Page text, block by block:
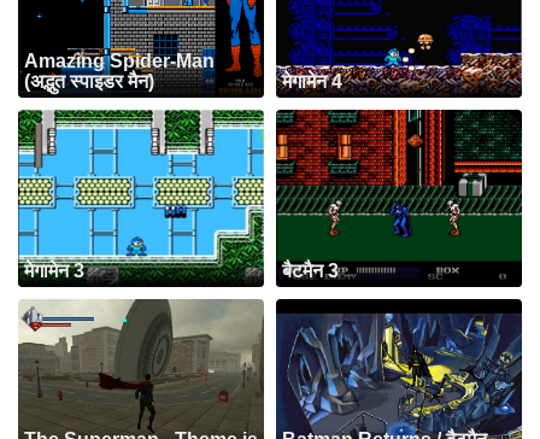
Amazing Spider-Man
(अद्भुत स्पाइडर मैन)
मेगामेन 4
मेगामेन 3 बैटमैन 3